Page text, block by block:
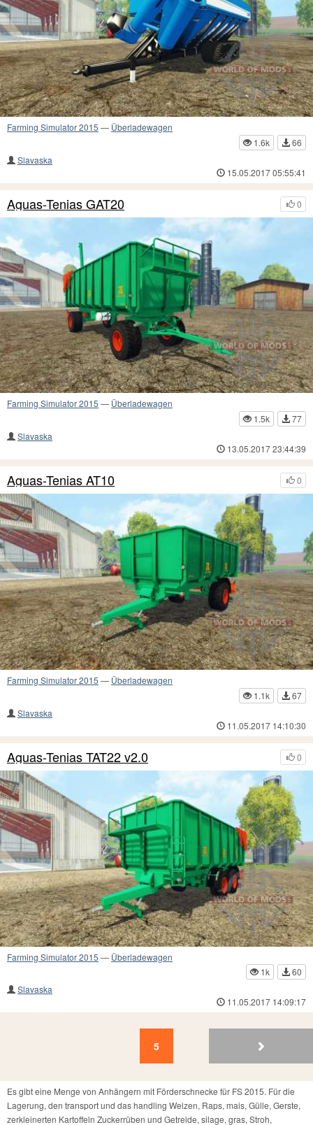
Farming Simulator 2015 — Überladewagen
1.6k
66
Slavaska
15.05.2017 05:55:41
0
Aguas-Tenias GAT20
Farming Simulator 2015 — Überladewagen
1.5k
77
Slavaska
13.05.2017 23:44:39
0
Aguas-Tenias AT10
Farming Simulator 2015 — Überladewagen
1.1k
67
Slavaska
11.05.2017 14:10:30
0
Aguas-Tenias TAT22 v2.0
Farming Simulator 2015 — Überladewagen
1k
60
Slavaska
11.05.2017 14:09:17
3 2 1
5
Es gibt eine Menge von Anhängern mit Förderschnecke für FS 2015. Für die
Lagerung, den transport und das handling Weizen, Raps, mais, Gülle, Gerste,
zerkleinerten Kartoffeln Zuckerrüben und Getreide, silage, gras, Stroh,